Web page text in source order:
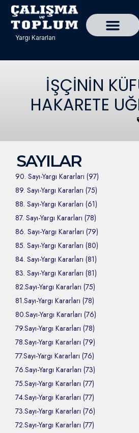
Yargı Kararları
İŞÇİNİN
HAKARETE
SAYILAR
90. Sayı-Yargı Kararları (97)
89. Sayı-Yargı Kararları (75)
88. Sayı-Yargı Kararları (61)
87. Sayı-Yargı Kararları (78)
86. Sayı-Yargı Kararları (79)
85. Sayı-Yargı Kararları (80)
84. Sayı-Yargı Kararları (81)
83. Sayı-Yargı Kararları (81)
82.Sayı-Yargı Kararları (75)
81.Sayı-Yargı Kararları (78)
80.Sayı-Yargı Kararları (76)
79.Sayı-Yargı Kararları (78)
78.Sayı-Yargı Kararları (79)
77.Sayı-Yargı Kararları (76)
76.Sayı-Yargı Kararları (73)
75.Sayı-Yargı Kararları (77)
74.Sayı-Yargı Kararları (77)
73.Sayı-Yargı Kararları (76)
72.Sayı-Yargı Kararları (77)